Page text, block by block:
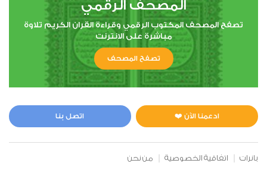
المصحف الرقمي
تصفح المصحف المكتوب الرقمي وقراءة القران الكريم تلاوة
مباشرة على الانترنت
تصفح المصحف
ادعمنا الآن ❤️ اتصل بنا
بانرات اتفاقية الخصوصية من نحن